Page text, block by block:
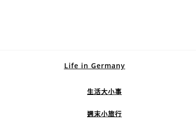
Life in Germany
生活大小事
週末小旅行